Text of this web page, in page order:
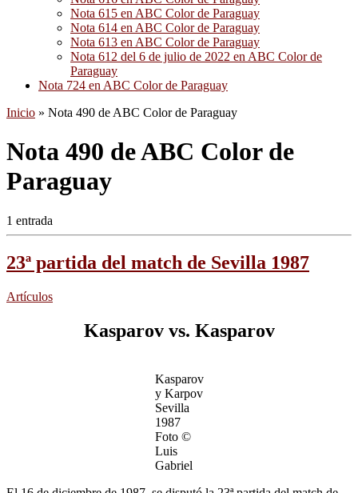
Nota 615 en ABC Color de Paraguay
Nota 614 en ABC Color de Paraguay
Nota 613 en ABC Color de Paraguay
Nota 612 del 6 de julio de 2022 en ABC Color de
Paraguay
Nota 724 en ABC Color de Paraguay
Inicio » Nota 490 de ABC Color de Paraguay
Nota 490 de ABC Color de
Paraguay
1 entrada
23ª partida del match de Sevilla 1987
Artículos
Kasparov vs. Kasparov
Kasparov
y Karpov
Sevilla
1987
Foto ©
Luis
Gabriel